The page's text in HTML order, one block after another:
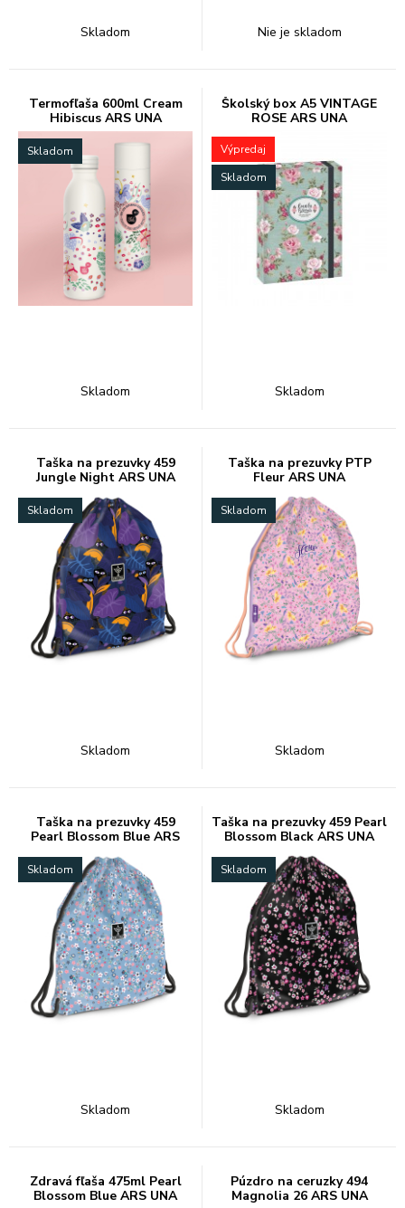
Skladom Nie je skladom
Termofľaša 600ml Cream
Hibiscus ARS UNA
Skladom
Skladom
Školský box A5 VINTAGE
ROSE ARS UNA
Výpredaj
Skladom
Skladom
Taška na prezuvky 459
Jungle Night ARS UNA
Skladom
Skladom
Taška na prezuvky PTP
Fleur ARS UNA
Skladom
Skladom
Taška na prezuvky 459
Pearl Blossom Blue ARS
Skladom
Skladom
Taška na prezuvky 459 Pearl
Blossom Black ARS UNA
Skladom
Skladom
Zdravá fľaša 475ml Pearl
Blossom Blue ARS UNA
Púzdro na ceruzky 494
Magnolia 26 ARS UNA